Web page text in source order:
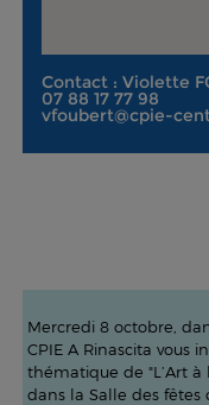
Contact : Violette
07 88 17 77 98
vfoubert@cpie-
Mercredi 8 octobre,
CPIE A Rinascita vous
thématique de "L’Art à
dans la Salle des fêtes